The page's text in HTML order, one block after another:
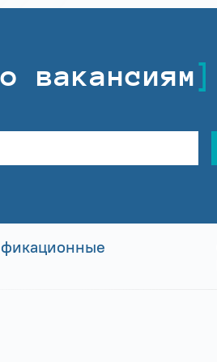
вакансиям